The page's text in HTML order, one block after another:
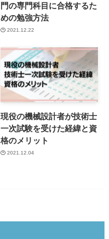
門の専門科目に合格するた
めの勉強方法
2021.12.22
現役の機械設計者が技術士
一次試験を受けた経緯と資
格のメリット
2021.12.04